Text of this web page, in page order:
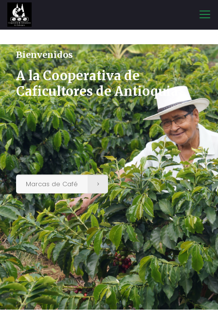
Bienvenidos
A la Cooperativa de
Caficultores de Antioquia
Marcas de Café